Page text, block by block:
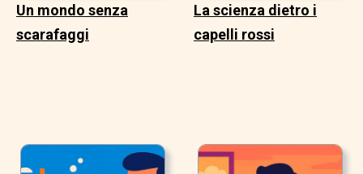
Un mondo senza
scarafaggi
La scienza dietro i
capelli rossi